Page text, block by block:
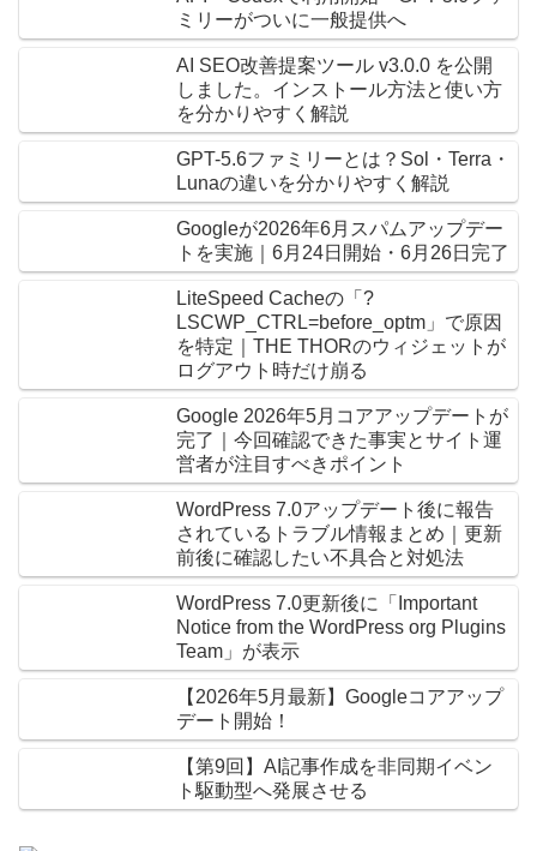
ミリーがついに一般提供へ
AI SEO改善提案ツール v3.0.0 を公開
しました。インストール方法と使い方
を分かりやすく解説
GPT-5.6ファミリーとは？Sol・Terra・
Lunaの違いを分かりやすく解説
Googleが2026年6月スパムアップデー
トを実施｜6月24日開始・6月26日完了
LiteSpeed Cacheの「?
LSCWP_CTRL=before_optm」で原因
を特定｜THE THORのウィジェットが
ログアウト時だけ崩る
Google 2026年5月コアアップデートが
完了｜今回確認できた事実とサイト運
営者が注目すべきポイント
WordPress 7.0アップデート後に報告
されているトラブル情報まとめ｜更新
前後に確認したい不具合と対処法
WordPress 7.0更新後に「Important
Notice from the WordPress org Plugins
Team」が表示
【2026年5月最新】Googleコアアップ
デート開始！
【第9回】AI記事作成を非同期イベン
ト駆動型へ発展させる